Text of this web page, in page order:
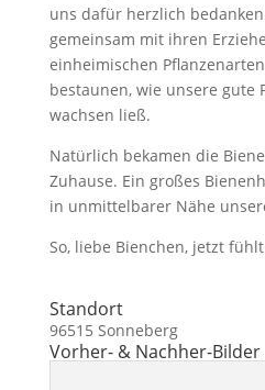
uns dafür herzlich
gemeinsam mit ihren
einheimischen
bestaunen, wie unsere gute
wachsen ließ.
Natürlich bekamen die
Zuhause. Ein großes
in unmittelbarer Nähe
So, liebe Bienchen, jetzt
Standort
96515 Sonneberg
Vorher- & Nachher-Bilder